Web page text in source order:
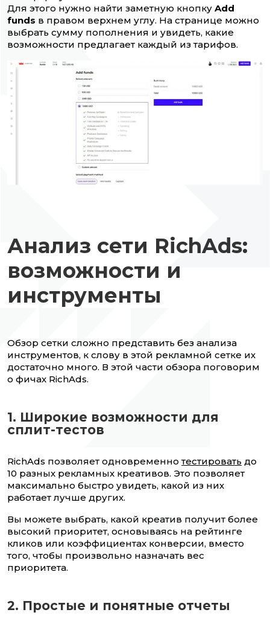
Для этого нужно найти заметную кнопку Add
funds в правом верхнем углу. На странице можно
выбрать сумму пополнения и увидеть, какие
возможности предлагает каждый из тарифов.
Анализ сети RichAds:
возможности и
инструменты
Обзор сетки сложно представить без анализа
инструментов, к слову в этой рекламной сетке их
достаточно много. В этой части обзора поговорим
о фичах RichAds.
1. Широкие возможности для
сплит-тестов
RichAds позволяет одновременнотестировать до
10 разных рекламных креативов. Это позволяет
максимально быстро увидеть, какой из них
работает лучше других.
Вы можете выбрать, какой креатив получит более
высокий приоритет, основываясь на рейтинге
кликов или коэффициентах конверсии, вместо
того, чтобы произвольно назначать вес
приоритета.
2. Простые и понятные отчеты